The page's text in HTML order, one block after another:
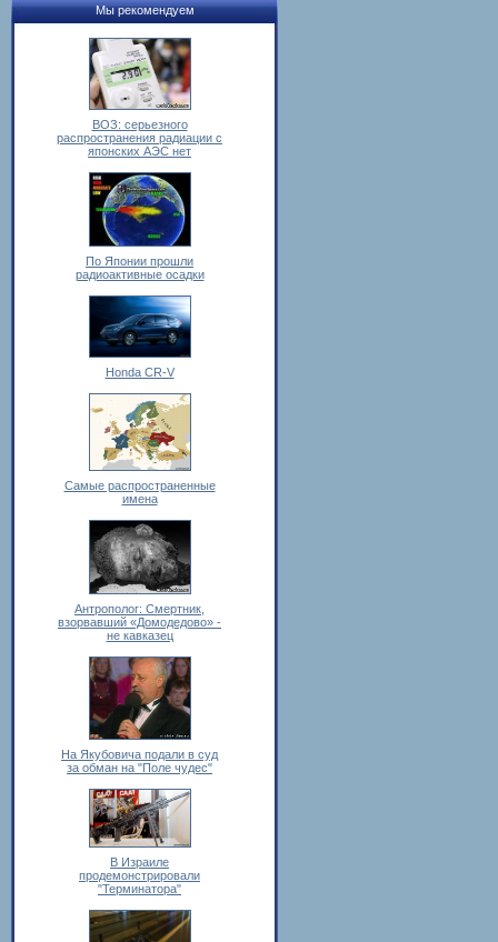
Мы рекомендуем
ВОЗ: серьезного
распространения радиации с
японских АЭС нет
По Японии прошли
радиоактивные осадки
Honda CR-V
Самые распространенные
имена
Антрополог: Смертник,
взорвавший «Домодедово» -
не кавказец
На Якубовича подали в суд
за обман на "Поле чудес"
В Израиле
продемонстрировали
"Терминатора"